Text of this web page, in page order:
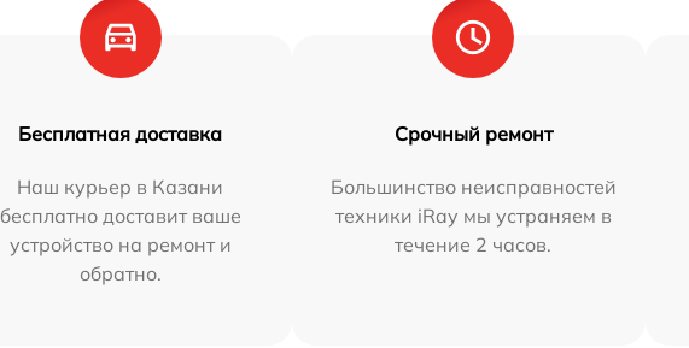
Бесплатная доставка
Наш курьер в Казани
бесплатно доставит ваше
устройство на ремонт и
обратно.
Срочный ремонт
Большинство неисправностей
техники iRay мы устраняем в
течение 2 часов.